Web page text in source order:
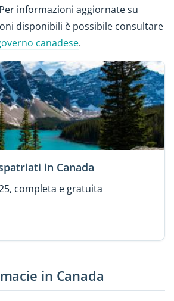
informazioni aggiornate su
disponibili è possibile consultare
canadese.
in Canada
completa e gratuita
in Canada